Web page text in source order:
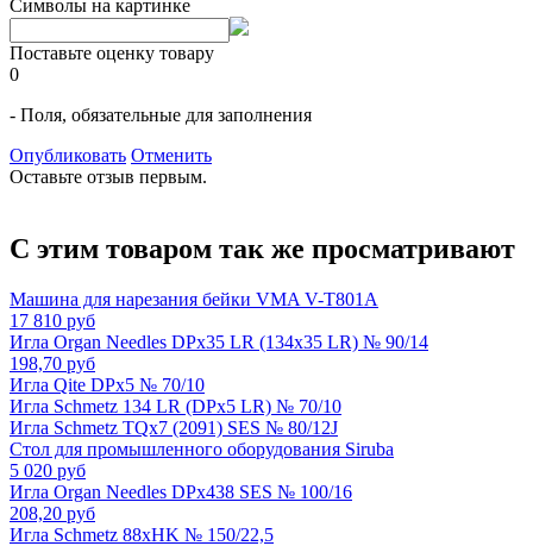
Символы на картинке
Поставьте оценку товару
0
- Поля, обязательные для заполнения
Опубликовать Отменить
Оставьте отзыв первым.
С этим товаром так же просматривают
Машина для нарезания бейки VMA V-T801A
17 810 руб
Игла Organ Needles DPx35 LR (134x35 LR) № 90/14
198,70 руб
Игла Qite DPx5 № 70/10
Игла Schmetz 134 LR (DPx5 LR) № 70/10
Игла Schmetz TQx7 (2091) SES № 80/12J
Стол для промышленного оборудования Siruba
5 020 руб
Игла Organ Needles DPx438 SES № 100/16
208,20 руб
Игла Schmetz 88xHK № 150/22,5